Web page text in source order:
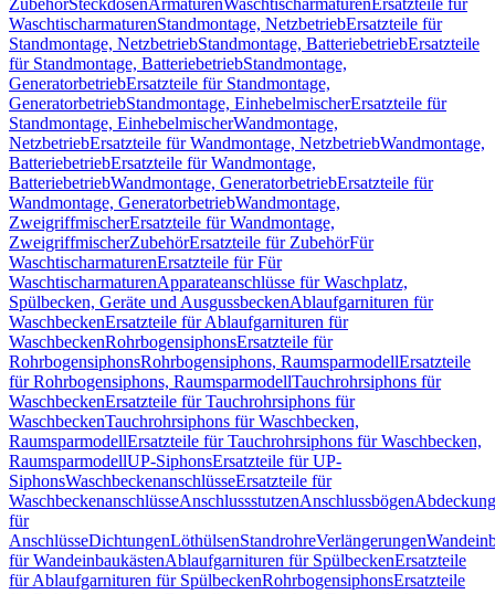
ZubehörSteckdosenArmaturenWaschtischarmaturen Ersatzteile für
WaschtischarmaturenStandmontage, NetzbetriebErsatzteile für
Standmontage, NetzbetriebStandmontage, BatteriebetriebErsatzteile
für Standmontage, BatteriebetriebStandmontage,
GeneratorbetriebErsatzteile für Standmontage,
GeneratorbetriebStandmontage, EinhebelmischerErsatzteile für
Standmontage, EinhebelmischerWandmontage,
NetzbetriebErsatzteile für Wandmontage, NetzbetriebWandmontage,
BatteriebetriebErsatzteile für Wandmontage,
BatteriebetriebWandmontage, GeneratorbetriebErsatzteile für
Wandmontage, GeneratorbetriebWandmontage,
ZweigriffmischerErsatzteile für Wandmontage,
ZweigriffmischerZubehörErsatzteile für ZubehörFür
WaschtischarmaturenErsatzteile für Für
WaschtischarmaturenApparateanschlüsse für Waschplatz,
Spülbecken, Geräte und AusgussbeckenAblaufgarnituren für
WaschbeckenErsatzteile für Ablaufgarnituren für
WaschbeckenRohrbogensiphonsErsatzteile für
RohrbogensiphonsRohrbogensiphons, RaumsparmodellErsatzteile
für Rohrbogensiphons, RaumsparmodellTauchrohrsiphons für
WaschbeckenErsatzteile für Tauchrohrsiphons für
WaschbeckenTauchrohrsiphons für Waschbecken,
RaumsparmodellErsatzteile für Tauchrohrsiphons für Waschbecken,
RaumsparmodellUP-SiphonsErsatzteile für UP-
SiphonsWaschbeckenanschlüsseErsatzteile für
WaschbeckenanschlüsseAnschlussstutzenAnschlussbögen
für
AnschlüsseDichtungenLöthülsenStandrohreVerlängerungen
für WandeinbaukästenAblaufgarnituren für SpülbeckenErsatzteile
für Ablaufgarnituren für SpülbeckenRohrbogensiphonsErsatzteile